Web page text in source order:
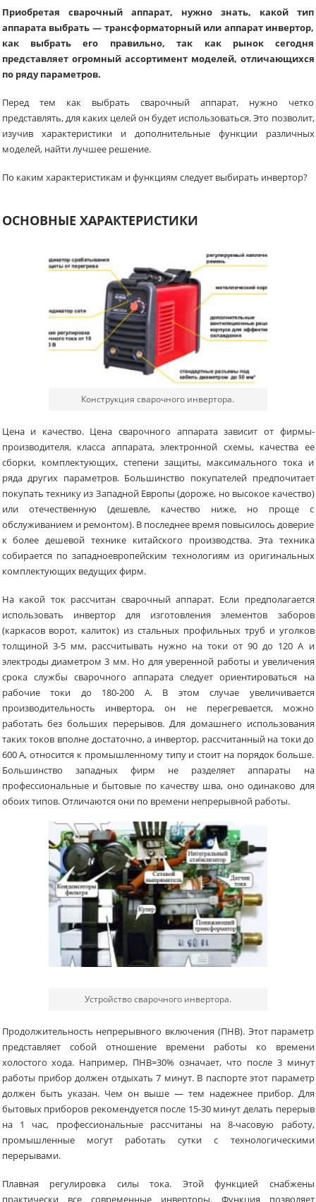
Приобретая сварочный аппарат, нужно знать, какой тип
аппарата выбрать — трансформаторный или аппарат инвертор,
как выбрать его правильно, так как рынок сегодня
представляет огромный ассортимент моделей, отличающихся
по ряду параметров.
Перед тем как выбрать сварочный аппарат, нужно четко
представлять, для каких целей он будет использоваться. Это позволит,
изучив характеристики и дополнительные функции различных
моделей, найти лучшее решение.
По каким характеристикам и функциям следует выбирать инвертор?
ОСНОВНЫЕ ХАРАКТЕРИСТИКИ
Конструкция сварочного инвертора.
Цена и качество. Цена сварочного аппарата зависит от фирмы-
производителя, класса аппарата, электронной схемы, качества ее
сборки, комплектующих, степени защиты, максимального тока и
ряда других параметров. Большинство покупателей предпочитает
покупать технику из Западной Европы (дороже, но высокое качество)
или отечественную (дешевле, качество ниже, но проще с
обслуживанием и ремонтом). В последнее время повысилось доверие
к более дешевой технике китайского производства. Эта техника
собирается по западноевропейским технологиям из оригинальных
комплектующих ведущих фирм.
На какой ток рассчитан сварочный аппарат. Если предполагается
использовать инвертор для изготовления элементов заборов
(каркасов ворот, калиток) из стальных профильных труб и уголков
толщиной 3-5 мм, рассчитывать нужно на токи от 90 до 120 А и
электроды диаметром 3 мм. Но для уверенной работы и увеличения
срока службы сварочного аппарата следует ориентироваться на
рабочие токи до 180-200 А. В этом случае увеличивается
производительность инвертора, он не перегревается, можно
работать без больших перерывов. Для домашнего использования
таких токов вполне достаточно, а инвертор, рассчитанный на токи до
600 А, относится к промышленному типу и стоит на порядок больше.
Большинство западных фирм не разделяет аппараты на
профессиональные и бытовые по качеству шва, оно одинаково для
обоих типов. Отличаются они по времени непрерывной работы.
Устройство сварочного инвертора.
Продолжительность непрерывного включения (ПНВ). Этот параметр
представляет собой отношение времени работы ко времени
холостого хода. Например, ПНВ=30% означает, что после 3 минут
работы прибор должен отдыхать 7 минут. В паспорте этот параметр
должен быть указан. Чем он выше — тем надежнее прибор. Для
бытовых приборов рекомендуется после 15-30 минут делать перерыв
на 1 час, профессиональные рассчитаны на 8-часовую работу,
промышленные могут работать сутки с технологическими
перерывами.
Плавная регулировка силы тока. Этой функцией снабжены
практически все современные инверторы. Функция позволяет